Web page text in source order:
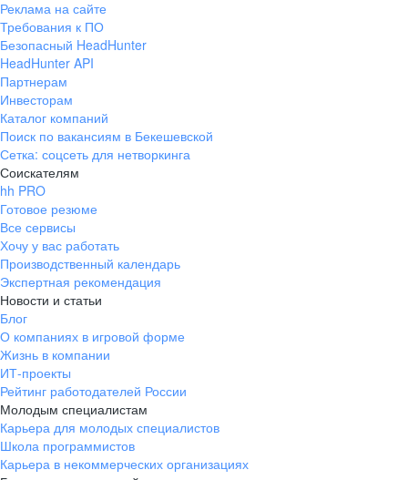
Реклама на сайте
Требования к ПО
Безопасный HeadHunter
HeadHunter API
Партнерам
Инвесторам
Каталог компаний
Поиск по вакансиям в Бекешевской
Сетка: соцсеть для нетворкинга
Соискателям
hh PRO
Готовое резюме
Все сервисы
Хочу у вас работать
Производственный календарь
Экспертная рекомендация
Новости и статьи
Блог
О компаниях в игровой форме
Жизнь в компании
ИТ-проекты
Рейтинг работодателей России
Молодым специалистам
Карьера для молодых специалистов
Школа программистов
Карьера в некоммерческих организациях